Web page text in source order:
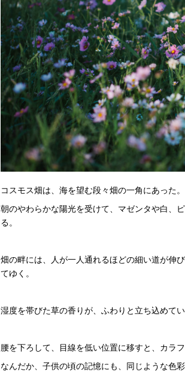
コスモス畑は、海を望む段々畑の一角にあった。
朝のやわらかな陽光を受けて、マゼンタや白、
る。
畑の畔には、人が一人通れるほどの細い道が伸
てゆく。
湿度を帯びた草の香りが、ふわりと立ち込めてい
腰を下ろして、目線を低い位置に移すと、カラ
なんだか、子供の頃の記憶にも、同じような色